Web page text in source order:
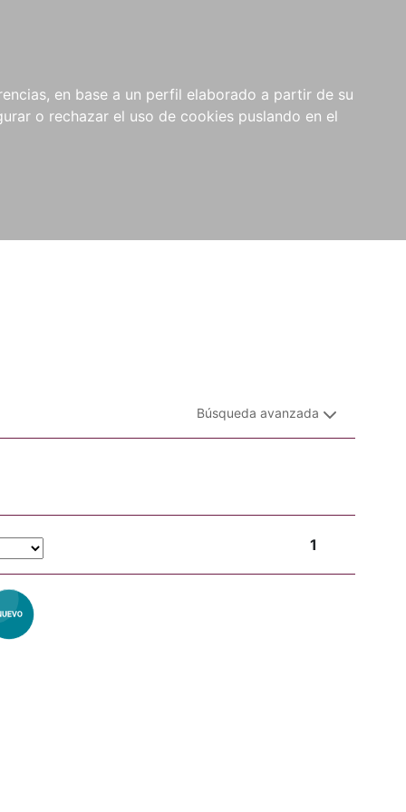
en base a un perfil elaborado a partir de su
o rechazar el uso de cookies puslando en el
NOVEDADES NOTICIAS
COMPRAS
INSTITUCIONALES
Búsqueda avanzada
1